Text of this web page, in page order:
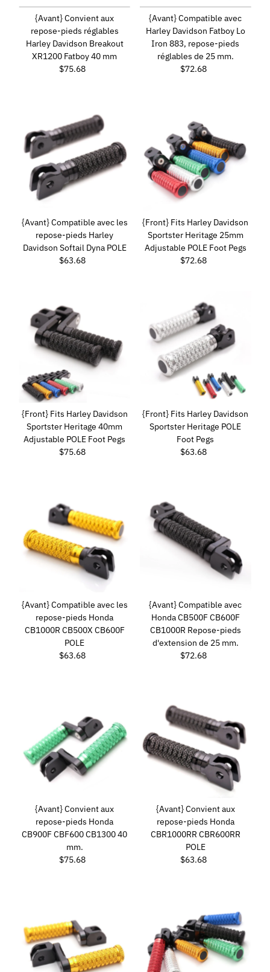
{Avant} Convient aux
repose-pieds réglables
Harley Davidson Breakout
XR1200 Fatboy 40 mm
Prix
$75.68
{Avant} Compatible avec
Harley Davidson Fatboy Lo
Iron 883, repose-pieds
réglables de 25 mm.
Prix
$72.68
{Avant} Compatible avec les
repose-pieds Harley
Davidson Softail Dyna POLE
Prix
$63.68
{Front} Fits Harley Davidson
Sportster Heritage 25mm
Adjustable POLE Foot Pegs
Prix
$72.68
{Front} Fits Harley Davidson
Sportster Heritage 40mm
Adjustable POLE Foot Pegs
Prix
$75.68
{Front} Fits Harley Davidson
Sportster Heritage POLE
Foot Pegs
Prix
$63.68
{Avant} Compatible avec les
repose-pieds Honda
CB1000R CB500X CB600F
POLE
Prix
$63.68
{Avant} Compatible avec
Honda CB500F CB600F
CB1000R Repose-pieds
d'extension de 25 mm.
Prix
$72.68
{Avant} Convient aux
repose-pieds Honda
CB900F CBF600 CB1300 40
mm.
Prix
$75.68
{Avant} Convient aux
repose-pieds Honda
CBR1000RR CBR600RR
POLE
Prix
$63.68